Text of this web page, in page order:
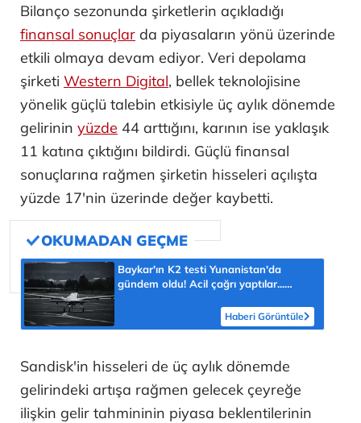
Bilanço sezonunda şirketlerin açıkladığı
finansal sonuçlar da piyasaların yönü üzerinde
etkili olmaya devam ediyor. Veri depolama
şirketi Western Digital, bellek teknolojisine
yönelik güçlü talebin etkisiyle üç aylık dönemde
gelirinin yüzde 44 arttığını, karının ise yaklaşık
11 katına çıktığını bildirdi. Güçlü finansal
sonuçlarına rağmen şirketin hisseleri açılışta
yüzde 17'nin üzerinde değer kaybetti.
Baykar'ın K2 testi Yunanistan'da
gündem oldu! Acil çağrı yaptılar...
Haberi Görüntüle
Sandisk'in hisseleri de üç aylık dönemde
gelirindeki artışa rağmen gelecek çeyreğe
ilişkin gelir tahmininin piyasa beklentilerinin